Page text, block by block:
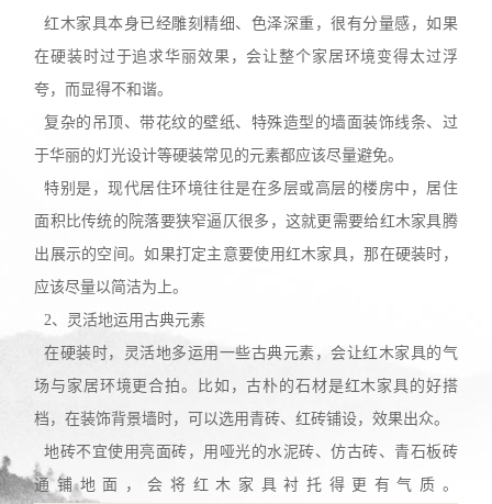
红木家具本身已经雕刻精细、色泽深重，很有分量感，如果
在硬装时过于追求华丽效果，会让整个家居环境变得太过浮
夸，而显得不和谐。
复杂的吊顶、带花纹的壁纸、特殊造型的墙面装饰线条、过
于华丽的灯光设计等硬装常见的元素都应该尽量避免。
特别是，现代居住环境往往是在多层或高层的楼房中，居住
面积比传统的院落要狭窄逼仄很多，这就更需要给红木家具腾
出展示的空间。如果打定主意要使用红木家具，那在硬装时，
应该尽量以简洁为上。
2、灵活地运用古典元素
在硬装时，灵活地多运用一些古典元素，会让红木家具的气
场与家居环境更合拍。比如，古朴的石材是红木家具的好搭
档，在装饰背景墙时，可以选用青砖、红砖铺设，效果出众。
地砖不宜使用亮面砖，用哑光的水泥砖、仿古砖、青石板砖
通铺地面，会将红木家具衬托得更有气质。